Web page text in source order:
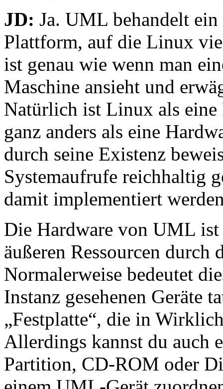
JD: Ja. UML behandelt
Plattform, auf die Linux
ist genau wie wenn man
Maschine ansieht und
Natürlich ist Linux als
ganz anders als eine
durch seine Existenz
Systemaufrufe reichhaltig
damit implementiert
Die Hardware von UML
äußeren Ressourcen
Normalerweise bedeutet
Instanz gesehenen Geräte
„Festplatte“, die in
Allerdings kannst du auch
Partition, CD-ROM oder